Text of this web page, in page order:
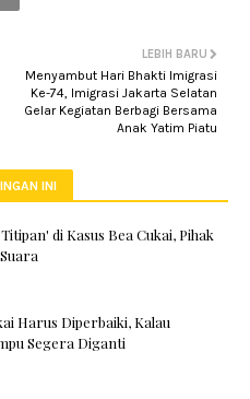
LEBIH BARU
Menyambut Hari Bhakti Imigrasi
Ke-74, Imigrasi Jakarta Selatan
Gelar Kegiatan Berbagi Bersama
Anak Yatim Piatu
INI
di Kasus Bea Cukai, Pihak
Harus Diperbaiki, Kalau
Segera Diganti